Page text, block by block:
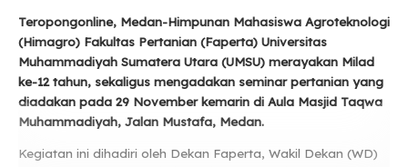
Teropongonline, Medan-Himpunan Mahasiswa Agroteknologi
(Himagro) Fakultas Pertanian (Faperta) Universitas
Muhammadiyah Sumatera Utara (UMSU) merayakan Milad
ke-12 tahun, sekaligus mengadakan seminar pertanian yang
diadakan pada 29 November kemarin di Aula Masjid Taqwa
Muhammadiyah, Jalan Mustafa, Medan.
Kegiatan ini dihadiri oleh Dekan Faperta, Wakil Dekan (WD)